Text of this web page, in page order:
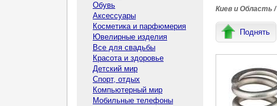
Обувь
Аксессуары
Косметика и парфюмерия
Ювелирные изделия
Все для свадьбы
Красота и здоровье
Детский мир
Спорт, отдых
Компьютерный мир
Мобильные телефоны
Киев и Область /
Поднять